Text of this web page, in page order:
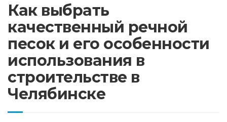
Как выбрать
качественный речной
песок и его особенности
использования в
строительстве в
Челябинске